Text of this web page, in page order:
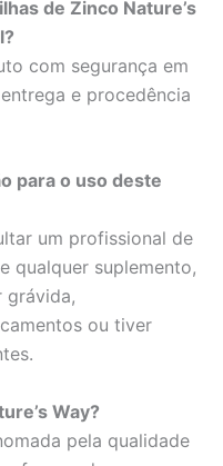
de Zinco Nature’s
com segurança em
e procedência
para o uso deste
um profissional de
qualquer suplemento,
grávida,
ou tiver
Way?
pela qualidade